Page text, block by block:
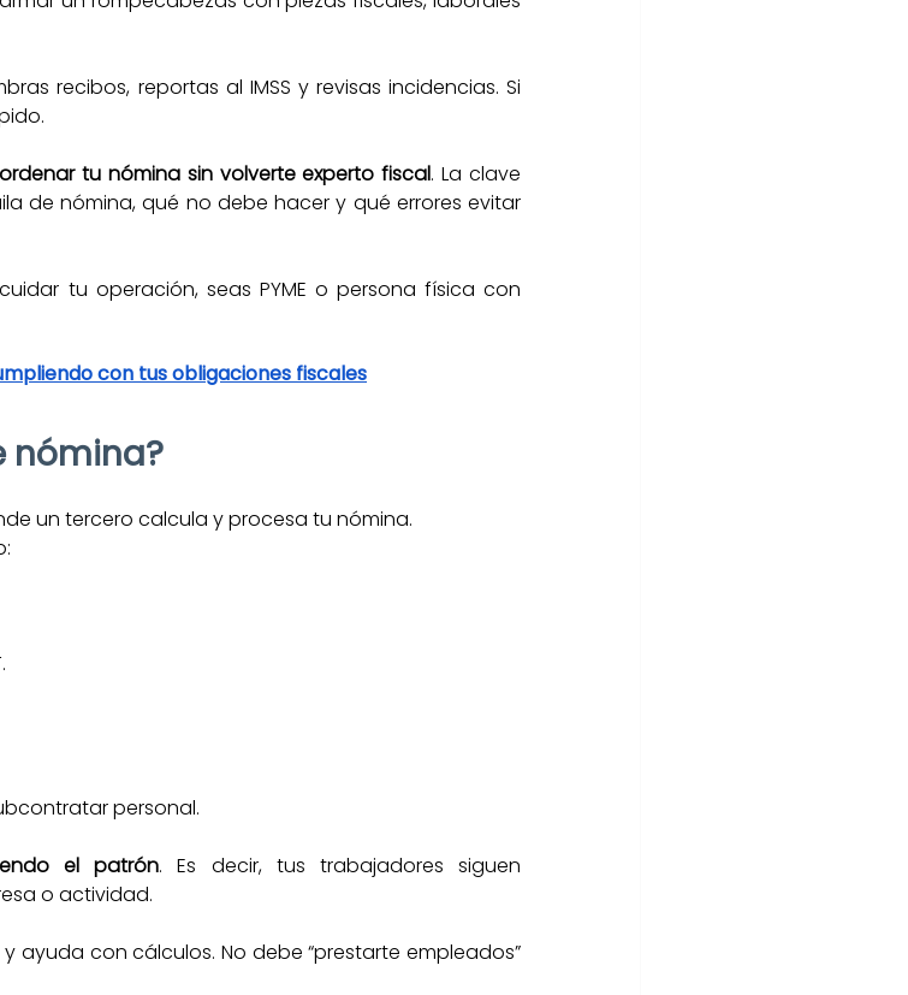
recibos, reportas al IMSS y revisas incidencias. Si
tu nómina sin volverte experto fiscal. La clave
de nómina, qué no debe hacer y qué errores evitar
tu operación, seas PYME o persona física con
con tus obligaciones fiscales
nómina?
un tercero calcula y procesa tu nómina.
personal.
el patrón. Es decir, tus trabajadores siguen
o actividad.
ayuda con cálculos. No debe “prestarte empleados”